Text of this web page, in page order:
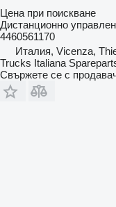
Цена при поискване
Дистанционно
4460561170
Италия, Vicenza,
Trucks Italiana
Свържете се с